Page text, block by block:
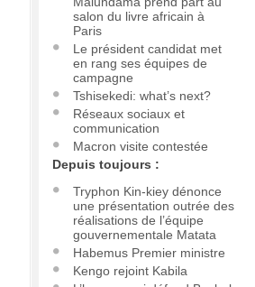
salon du livre africain à
Paris
Le président candidat met
en rang ses équipes de
campagne
Tshisekedi: what’s next?
Réseaux sociaux et
communication
Macron visite contestée
Depuis toujours :
Tryphon Kin-kiey dénonce
une présentation outrée des
réalisations de l’équipe
gouvernementale Matata
Habemus Premier ministre
Kengo rejoint Kabila